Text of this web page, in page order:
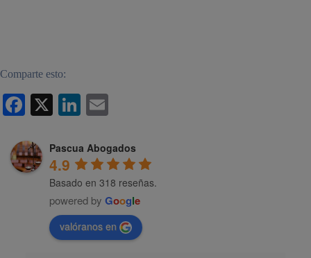
Comparte esto:
Facebook
X LinkedIn
Pascua Abogados
4.9
Basado en 318 reseñas.
powered by Google
valóranos en